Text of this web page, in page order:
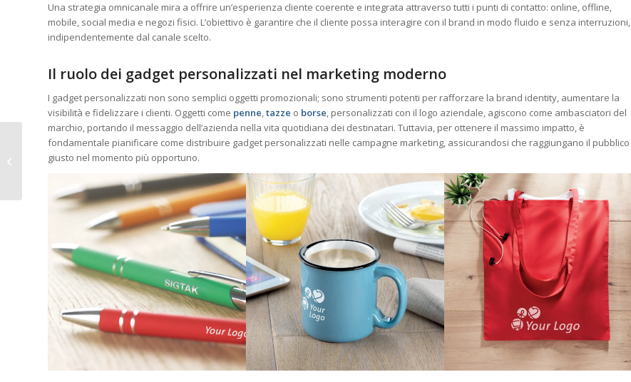
Una strategia omnicanale mira a offrire un’esperienza cliente coerente e integrata attraverso tutti i punti di contatto: online, offline,
mobile, social media e negozi fisici. L’obiettivo è garantire che il cliente possa interagire con il brand in modo fluido e senza interruzioni,
indipendentemente dal canale scelto.
Il ruolo dei gadget personalizzati nel marketing moderno
I gadget personalizzati non sono semplici oggetti promozionali; sono strumenti potenti per rafforzare la brand identity, aumentare la
visibilità e fidelizzare i clienti. Oggetti come penne tazze o borse , personalizzati con il logo aziendale, agiscono come ambasciatori del
marchio, portando il messaggio dell’azienda nella vita quotidiana dei destinatari. Tuttavia, per ottenere il massimo impatto, è
fondamentale pianificare come distribuire gadget personalizzati nelle campagne marketing, assicurandosi che raggiungano il pubblico
giusto nel momento più opportuno.
Il boom dei gadget